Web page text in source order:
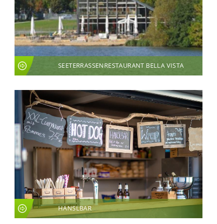
SEETERRASSENRESTAURANT BELLA VISTA
HANSLBAR